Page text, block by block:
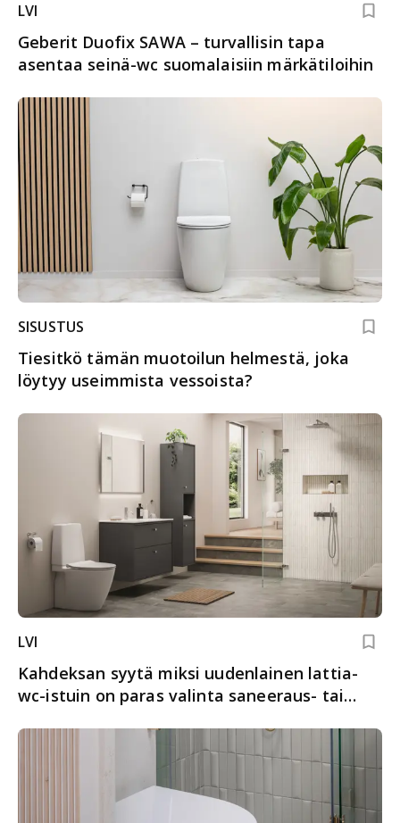
LVI
Geberit Duofix SAWA – turvallisin tapa
asentaa seinä-wc suomalaisiin märkätiloihin
SISUSTUS
Tiesitkö tämän muotoilun helmestä, joka
löytyy useimmista vessoista?
LVI
Kahdeksan syytä miksi uudenlainen lattia-
wc-istuin on paras valinta saneeraus- tai